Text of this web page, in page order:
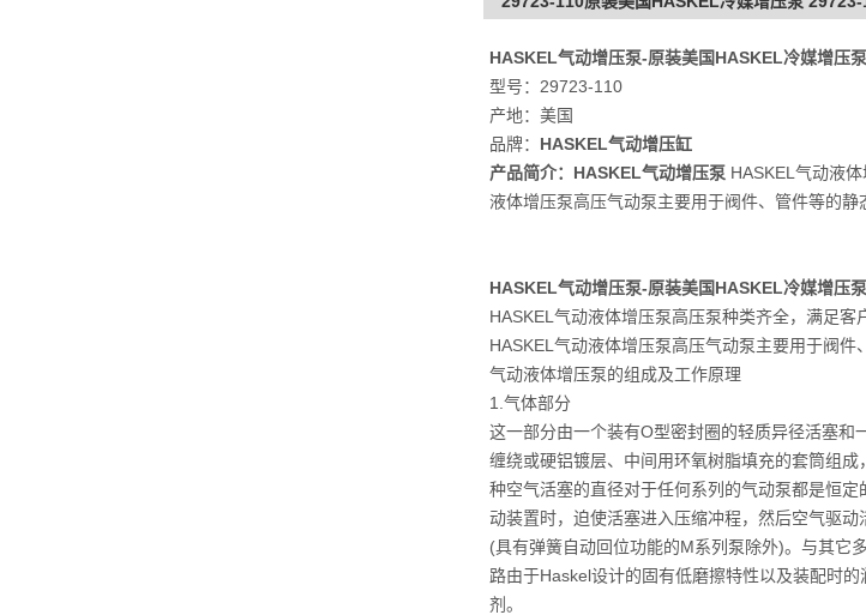
HASKEL气动增压泵-原装美国HASKEL冷媒增压
型号：29723-110
产地：美国
品牌： HASKEL气动增压缸
产品简介： HASKEL气动增压泵HASKEL气动液体
液体增压泵高压气动泵主要用于阀件、管件等的
HASKEL气动增压泵-原装美国HASKEL冷媒增压
HASKEL气动液体增压泵高压泵种类齐全，满足客
HASKEL气动液体增压泵高压气动泵主要用于阀件
气动液体增压泵的组成及工作原理
1.气体部分
这一部分由一个装有O型密封圈的轻质异径活塞和
缠绕或硬铝镀层、中间用环氧树脂填充的套筒组成
种空气活塞的直径对于任何系列的气动泵都是恒定
动装置时，迫使活塞进入压缩冲程，然后空气驱动
(具有弹簧自动回位功能的M系列泵除外)。与其它
路由于Haskel设计的固有低磨擦特性以及装配时
剂。